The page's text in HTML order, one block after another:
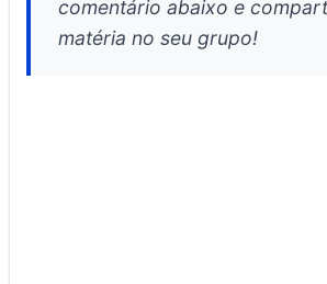
comentário abaixo e
matéria no seu grupo!